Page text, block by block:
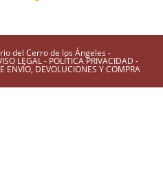
del Cerro de los Ángeles -
LEGAL- POLÍTICA PRIVACIDAD -
ENVÍO, DEVOLUCIONES Y COMPRA